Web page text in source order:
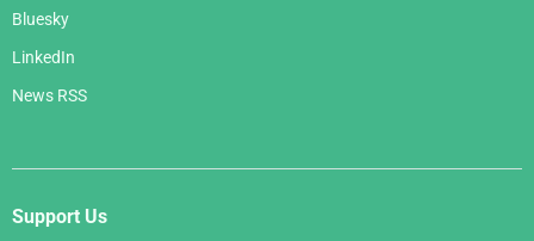
Bluesky
LinkedIn
News RSS
Support Us